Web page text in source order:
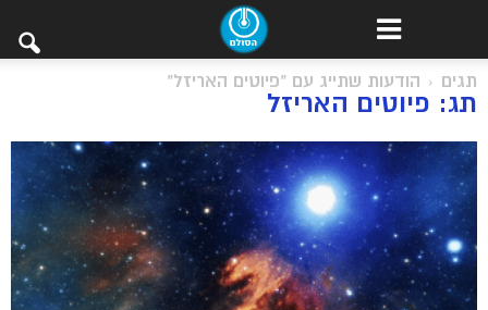
תגים הודעות שתייג עם "פיוטים האריזל"
תג: פיוטים האריזל